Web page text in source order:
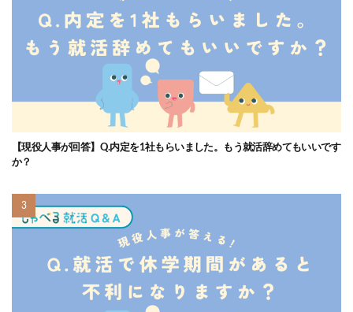
【現役人事が回答】Q.内定を1社もらいました。もう就活辞めてもいいです
か？